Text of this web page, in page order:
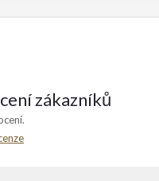
zákazníků